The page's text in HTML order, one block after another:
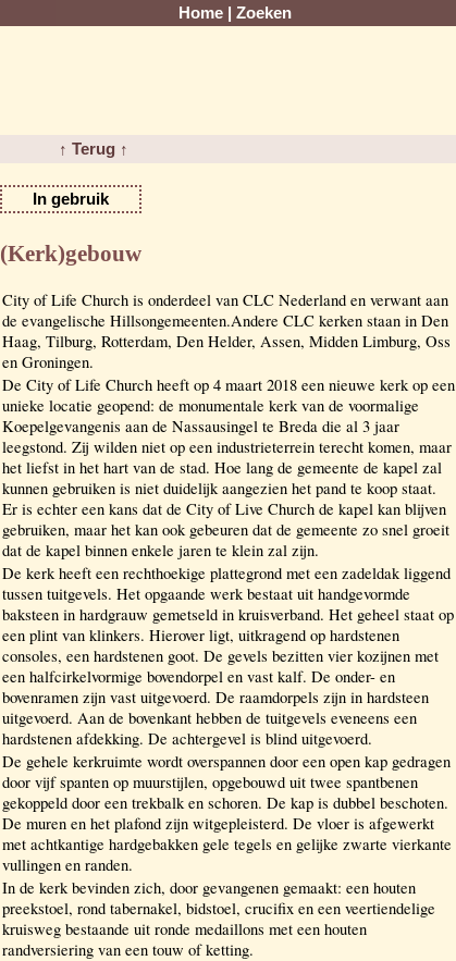
Home Zoeken
↑ Terug ↑
In gebruik
(Kerk)gebouw
City of Life Church is onderdeel van CLC Nederland en verwant aan
de evangelische Hillsongemeenten.Andere CLC kerken staan in Den
Haag, Tilburg, Rotterdam, Den Helder, Assen, Midden Limburg, Oss
en Groningen.
De City of Life Church heeft op 4 maart 2018 een nieuwe kerk op een
unieke locatie geopend: de monumentale kerk van de voormalige
Koepelgevangenis aan de Nassausingel te Breda die al 3 jaar
leegstond. Zij wilden niet op een industrieterrein terecht komen, maar
het liefst in het hart van de stad. Hoe lang de gemeente de kapel zal
kunnen gebruiken is niet duidelijk aangezien het pand te koop staat.
Er is echter een kans dat de City of Live Church de kapel kan blijven
gebruiken, maar het kan ook gebeuren dat de gemeente zo snel groeit
dat de kapel binnen enkele jaren te klein zal zijn.
De kerk heeft een rechthoekige plattegrond met een zadeldak liggend
tussen tuitgevels. Het opgaande werk bestaat uit handgevormde
baksteen in hardgrauw gemetseld in kruisverband. Het geheel staat op
een plint van klinkers. Hierover ligt, uitkragend op hardstenen
consoles, een hardstenen goot. De gevels bezitten vier kozijnen met
een halfcirkelvormige bovendorpel en vast kalf. De onder- en
bovenramen zijn vast uitgevoerd. De raamdorpels zijn in hardsteen
uitgevoerd. Aan de bovenkant hebben de tuitgevels eveneens een
hardstenen afdekking. De achtergevel is blind uitgevoerd.
De gehele kerkruimte wordt overspannen door een open kap gedragen
door vijf spanten op muurstijlen, opgebouwd uit twee spantbenen
gekoppeld door een trekbalk en schoren. De kap is dubbel beschoten.
De muren en het plafond zijn witgepleisterd. De vloer is afgewerkt
met achtkantige hardgebakken gele tegels en gelijke zwarte vierkante
vullingen en randen.
In de kerk bevinden zich, door gevangenen gemaakt: een houten
preekstoel, rond tabernakel, bidstoel, crucifix en een veertiendelige
kruisweg bestaande uit ronde medaillons met een houten
randversiering van een touw of ketting.